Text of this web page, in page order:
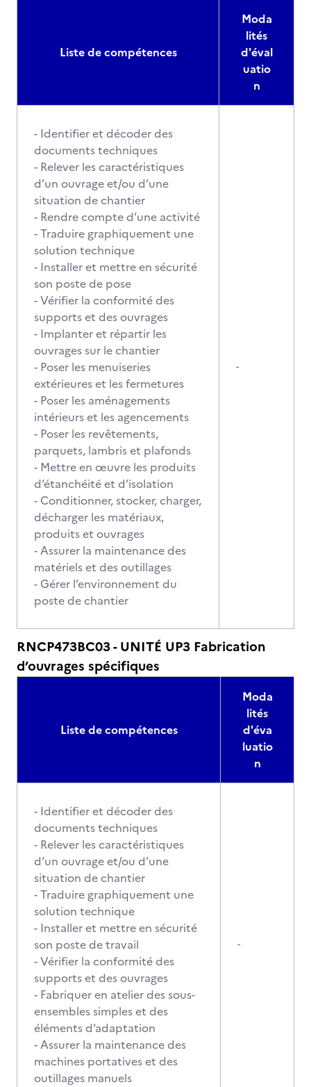
Liste de compétences
Moda
lités
d'éval
uatio
n
- Identifier et décoder des
documents techniques
- Relever les caractéristiques
d’un ouvrage et/ou d’une
situation de chantier
- Rendre compte d’une activité
- Traduire graphiquement une
solution technique
- Installer et mettre en sécurité
son poste de pose
- Vérifier la conformité des
supports et des ouvrages
- Implanter et répartir les
ouvrages sur le chantier
- Poser les menuiseries
extérieures et les fermetures
- Poser les aménagements
intérieurs et les agencements
- Poser les revêtements,
parquets, lambris et plafonds
- Mettre en œuvre les produits
d’étanchéité et d’isolation
- Conditionner, stocker, charger,
décharger les matériaux,
produits et ouvrages
- Assurer la maintenance des
matériels et des outillages
- Gérer l’environnement du
poste de chantier
-
RNCP473BC03 - UNITÉ UP3 Fabrication
d’ouvrages spécifiques
Liste de compétences
Moda
lités
d'éva
luatio
n
- Identifier et décoder des
documents techniques
- Relever les caractéristiques
d’un ouvrage et/ou d’une
situation de chantier
- Traduire graphiquement une
solution technique
- Installer et mettre en sécurité
son poste de travail
- Vérifier la conformité des
supports et des ouvrages
- Fabriquer en atelier des sous-
ensembles simples et des
éléments d’adaptation
- Assurer la maintenance des
machines portatives et des
outillages manuels
-